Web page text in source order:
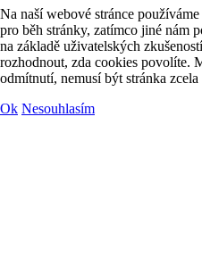
Na naší webové stránce
pro běh stránky, zatímco jiné nám
na základě uživatelských
rozhodnout, zda cookies povolíte.
odmítnutí, nemusí být stránka
Ok Nesouhlasím